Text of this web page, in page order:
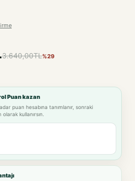
3.640,00TL%29
Puan kazan
puan hesabına tanımlanır, sonraki
kullanırsın.